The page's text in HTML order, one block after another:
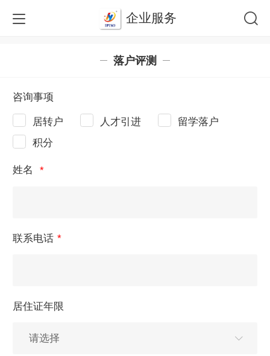
企业服务
落户评测
咨询事项
居转户 人才引进
留学落户
积分
姓名
联系电话
居住证年限